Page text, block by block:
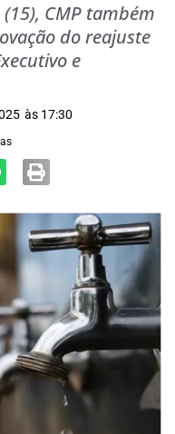
CMP também
do reajuste
e
às 17:30